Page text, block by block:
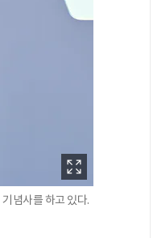
념사를 하고 있다.